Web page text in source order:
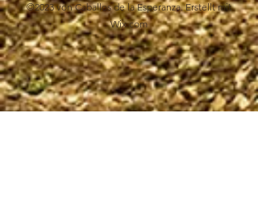
©2023 von Caballos de la Esperanza. Erstellt mit
Wix.com